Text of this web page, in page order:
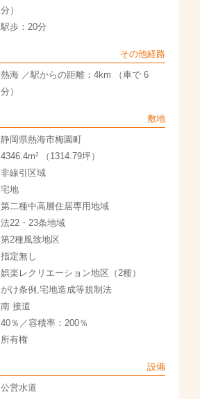
分）
駅歩：20分
その他経路
熱海 ／駅からの距離：4km （車で 6
分）
敷地
静岡県熱海市梅園町
4346.4m2（1314.79坪）
非線引区域
宅地
第二種中高層住居専用地域
法22・23条地域
第2種風致地区
指定無し
娯楽レクリエーション地区（2種）
がけ条例,宅地造成等規制法
南 接道
40％／容積率：200％
所有権
設備
公営水道